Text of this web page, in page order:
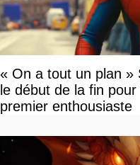
« On a tout un plan »
le début de la fin pour
premier enthousiaste